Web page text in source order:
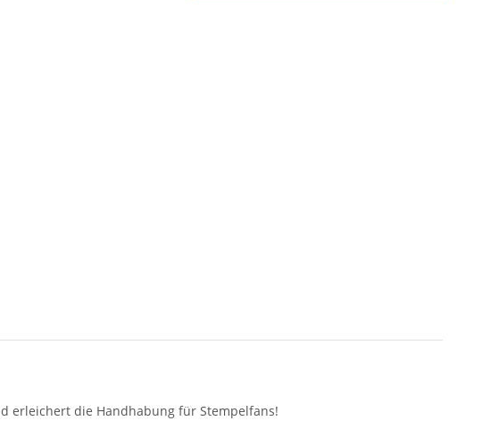
erleichert die Handhabung für Stempelfans!